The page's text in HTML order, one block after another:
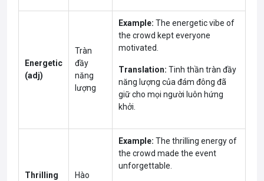
Energetic
(adj)
Tràn
đầy
năng
lượng
Example: The energetic vibe of
the crowd kept everyone
motivated.
Translation: Tinh thần tràn đầy
năng lượng của đám đông đã
giữ cho mọi người luôn hứng
khởi.
Thrilling
Hào
Example: The thrilling energy of
the crowd made the event
unforgettable.